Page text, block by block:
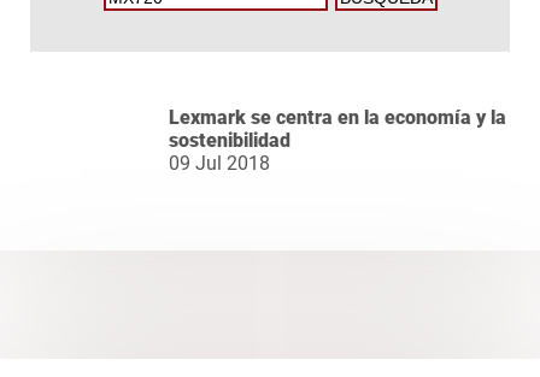
Lexmark se centra en la economía y la
sostenibilidad
09 Jul 2018